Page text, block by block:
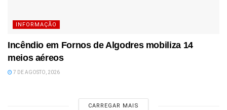
INFORMAÇÃO
Incêndio em Fornos de Algodres mobiliza 14
meios aéreos
7 DE AGOSTO, 2026
CARREGAR MAIS